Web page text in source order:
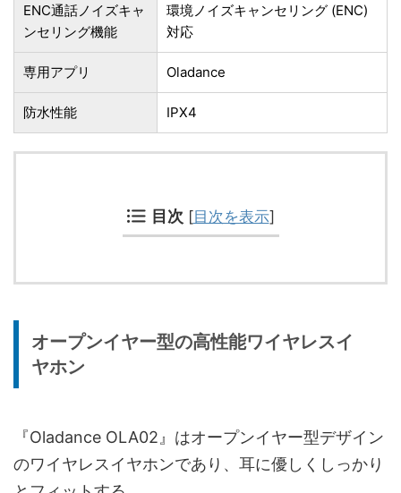
ENC通話ノイズキャ
ンセリング機能
環境ノイズキャンセリング (ENC)
対応
専用アプリ Oladance
防水性能 IPX4
目次 [目次を表示]
オープンイヤー型の高性能ワイヤレスイ
ヤホン
『Oladance OLA02』はオープンイヤー型デザイン
のワイヤレスイヤホンであり、耳に優しくしっかり